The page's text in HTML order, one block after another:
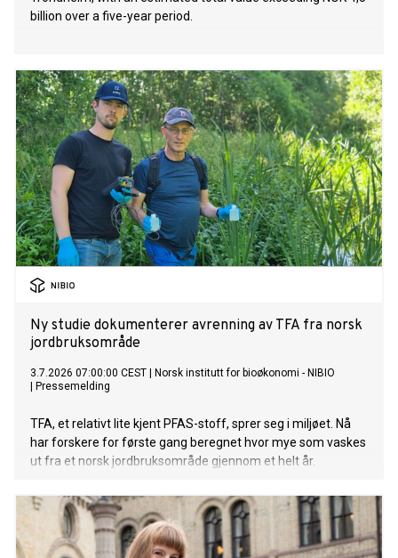
billion over a five-year period.
Ny studie dokumenterer avrenning av TFA fra norsk
jordbruksområde
3.7.2026 07:00:00 CEST
Norsk institutt for bioøkonomi - NIBIO
Pressemelding
TFA, et relativt lite kjent PFAS-stoff, sprer seg i miljøet. Nå
har forskere for første gang beregnet hvor mye som vaskes
ut fra et norsk jordbruksområde gjennom et helt år.